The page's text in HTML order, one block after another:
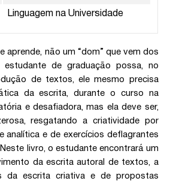
Linguagem na Universidade
aprende, não um “dom” que vem dos
de graduação possa, no
de textos, ele mesmo precisa
da escrita, durante o curso na
e desafiadora, mas ela deve ser,
resgatando a criatividade por
analítica e de exercícios deflagrantes
livro, o estudante encontrará um
da escrita autoral de textos, a
da escrita criativa e de propostas